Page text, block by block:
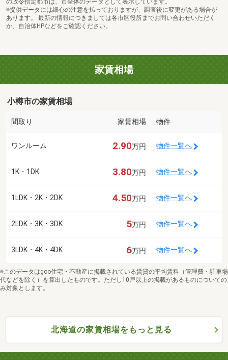
の政令指定都市は、市全体のデータとして表示しています。
※提供データには細心の注意を払っておりますが、調査後に変更がある場合が
あります。 最新の情報につきましては各市区役所までお問い合わせいただく
か、自治体HPなどをご確認ください。
家賃相場
小樽市の家賃相場
間取り 家賃相場 物件
ワンルーム 2.90万円 物件一覧へ
1K・1DK 3.80万円 物件一覧へ
1LDK・2K・2DK 4.50万円 物件一覧へ
2LDK・3K・3DK 5万円 物件一覧へ
3LDK・4K・4DK 6万円 物件一覧へ
※このデータはgoo住宅・不動産に掲載されている賃貸の平均賃料（管理費・駐車場
代などを除く）を算出したものです。ただし10戸以上の掲載があるものについての
み対象とします。
北海道の家賃相場をもっと見る